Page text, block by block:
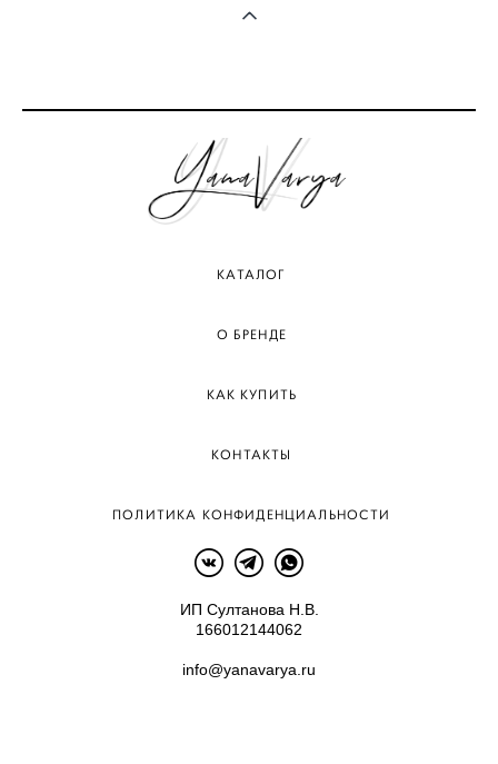
КАТАЛОГ
О БРЕНДЕ
КАК КУПИТЬ
КОНТАКТЫ
ПОЛИТИКА КОНФИДЕНЦИАЛЬНОСТИ
ИП Султанова Н.В.
166012144062
info@yanavarya.ru